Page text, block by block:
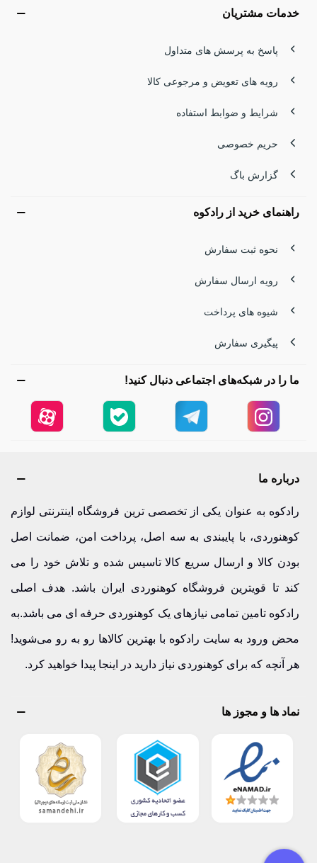
خدمات مشتریان
پاسخ به پرسش های متداول
رویه های تعویض و مرجوعی کالا
شرایط و ضوابط استفاده
حریم خصوصی
گزارش باگ
راهنمای خرید از رادکوه
نحوه ثبت سفارش
رویه ارسال سفارش
شیوه های پرداخت
پیگیری سفارش
ما را در شبکه‌های اجتماعی دنبال کنید!
درباره ما
رادکوه به عنوان یکی از تخصصی ترین فروشگاه اینترنتی لوازم
کوهنوردی، با پایبندی به سه اصل، پرداخت امن، ضمانت اصل
بودن کالا و ارسال سریع کالا تاسیس شده و تلاش خود را می
کند تا قویترین فروشگاه کوهنوردی ایران باشد. هدف اصلی
رادکوه تامین تمامی نیازهای یک کوهنوردی حرفه ای می باشد.به
محض ورود به سایت رادکوه با بهترین کالاها رو به رو می‌شوید!
هر آنچه که برای کوهنوردی نیاز دارید در اینجا پیدا خواهید کرد.
نماد ها و مجوز ها